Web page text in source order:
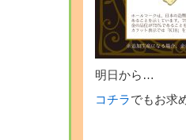
明日から…
コチラでもお求